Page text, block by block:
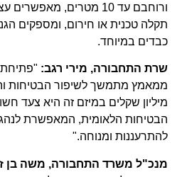
ורוחבם עד 10 מטרים,
תקלה טכנית או חירום, ומספקים
כבדים במיוחד.
שרת התחבורה, מירי רגב:
מיליון שקלים במיזם זה היא צעד
הבטיחות הלאומית, המאפשרת
להתרעננות ומנוחה."
מנכ"ל משרד התחבורה, משה בן